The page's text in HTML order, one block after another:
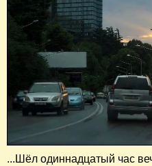
...Шёл одиннадцатый час